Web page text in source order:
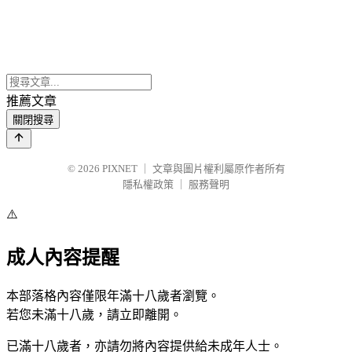
推薦文章
關閉搜尋
© 2026 PIXNET
文章與圖片權利屬原作者所有
隱私權政策
服務聲明
⚠️
成人內容提醒
本部落格內容僅限年滿十八歲者瀏覽。
若您未滿十八歲，請立即離開。
已滿十八歲者，亦請勿將內容提供給未成年人士。